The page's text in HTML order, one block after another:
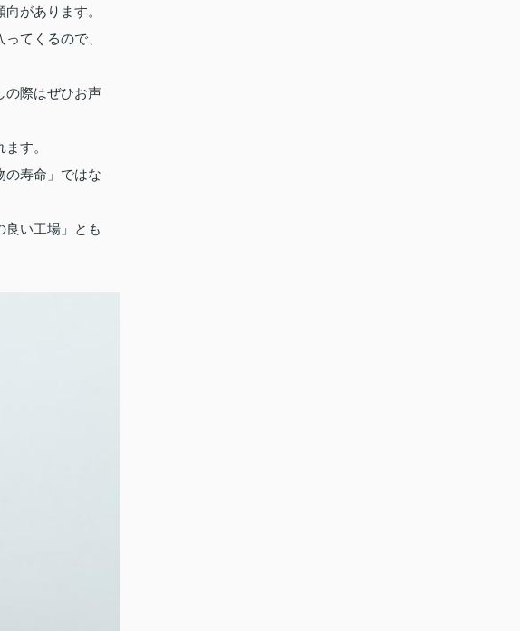
があります。
てくるので、
の際はぜひお声
す。
の寿命」ではな
良い工場」とも